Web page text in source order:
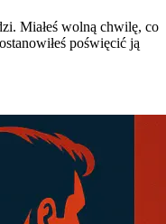
Miałeś wolną chwilę, co
poświęcić ją